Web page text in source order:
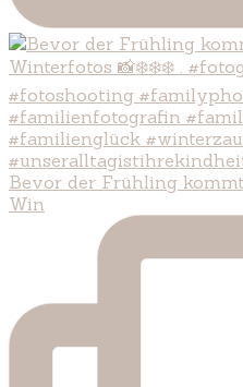
Bevor der Frühling
Win